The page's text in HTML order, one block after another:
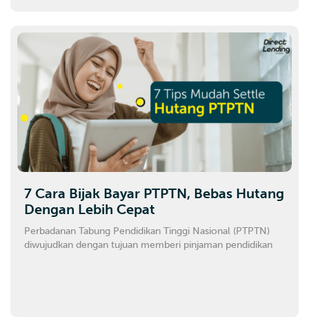
7 Cara Bijak Bayar PTPTN, Bebas Hutang
Dengan Lebih Cepat
Perbadanan Tabung Pendidikan Tinggi Nasional (PTPTN)
diwujudkan dengan tujuan memberi pinjaman pendidikan